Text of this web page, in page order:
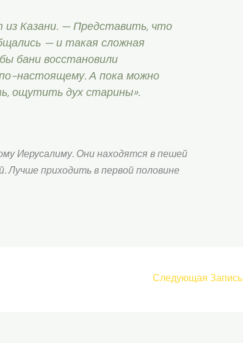
Казани. — Представить, что
— и такая сложная
бани восстановили
настоящему. А пока можно
ощутить дух старины».
Иерусалиму. Они находятся в пешей
Лучше приходить в первой половине
Следующая Запись